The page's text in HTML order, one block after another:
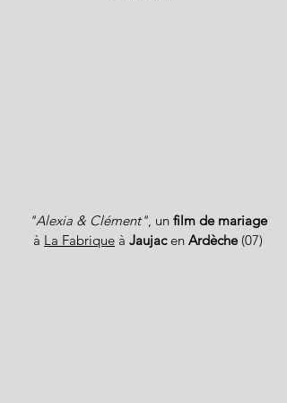
"Alexia & Clément", un film de mariage
à La Fabrique à Jaujacen Ardèche(07)